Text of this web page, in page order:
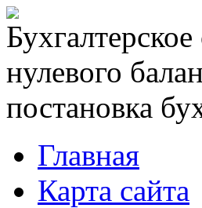
нулевого
постановка
Главная
Карта сайта